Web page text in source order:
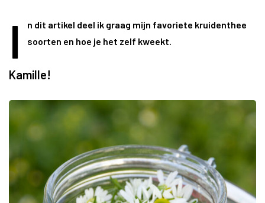
I
n dit artikel deel ik graag mijn favoriete kruidenthee
soorten en hoe je het zelf kweekt.
Kamille!